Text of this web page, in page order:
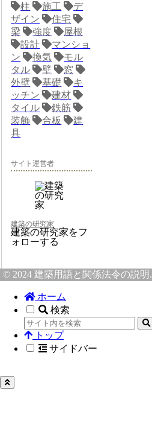
柱
施工
デ
ザイン
住宅
梁
強度
屋根
設計
マンショ
ン
換気
モル
タル
壁
窓
外壁
基礎
キ
ッチン
建材
タイル
鉄筋
装飾
合板
建
具
サイト運営者
建築の研究家
建築の研究家をフ
ォローする
© 2024 建築用語と関係法令の説明.
ホーム
検索
トップ
サイドバー